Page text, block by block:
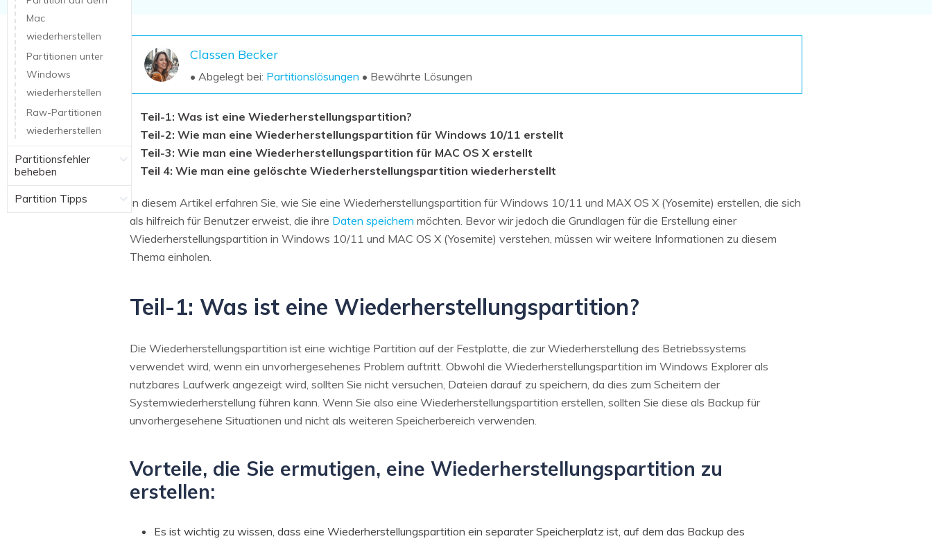
Mac-Papierkorb-Wiederherstellung
Neu
Email-
WiederherstellungWiederherstellung
Datenrettung
Neu
Werkseinstellung
ALLE FUNKTIONEN ENTDECKEN
Classen Becker
• Abgelegt bei: Partitionslösungen • Bewährte Lösungen
Teil-1: Was ist eine Wiederherstellungspartition?
Teil-2: Wie man eine Wiederherstellungspartition für Windows 10/11 erstellt
Teil-3: Wie man eine Wiederherstellungspartition für MAC OS X erstellt
Teil 4: Wie man eine gelöschte Wiederherstellungspartition wiederherstellt
In diesem Artikel erfahren Sie, wie Sie eine Wiederherstellungspartition für Windows 10/11 und MAX OS X (Yosemite) erstellen, die sich
als hilfreich für Benutzer erweist, die ihre Daten speichern möchten. Bevor wir jedoch die Grundlagen für die Erstellung einer
Wiederherstellungspartition in Windows 10/11 und MAC OS X (Yosemite) verstehen, müssen wir weitere Informationen zu diesem
Thema einholen.
Teil-1: Was ist eine Wiederherstellungspartition?
Die Wiederherstellungspartition ist eine wichtige Partition auf der Festplatte, die zur Wiederherstellung des Betriebssystems
verwendet wird, wenn ein unvorhergesehenes Problem auftritt. Obwohl die Wiederherstellungspartition im Windows Explorer als
nutzbares Laufwerk angezeigt wird, sollten Sie nicht versuchen, Dateien darauf zu speichern, da dies zum Scheitern der
Systemwiederherstellung führen kann. Wenn Sie also eine Wiederherstellungspartition erstellen, sollten Sie diese als Backup für
unvorhergesehene Situationen und nicht als weiteren Speicherbereich verwenden.
Vorteile, die Sie ermutigen, eine Wiederherstellungspartition zu
erstellen:
Es ist wichtig zu wissen, dass eine Wiederherstellungspartition ein separater Speicherplatz ist, auf dem das Backup des
Mac
wiederherstellen
Partitionen unter
Windows
wiederherstellen
Raw-Partitionen
wiederherstellen
Partitionsfehler
beheben
Partition Tipps